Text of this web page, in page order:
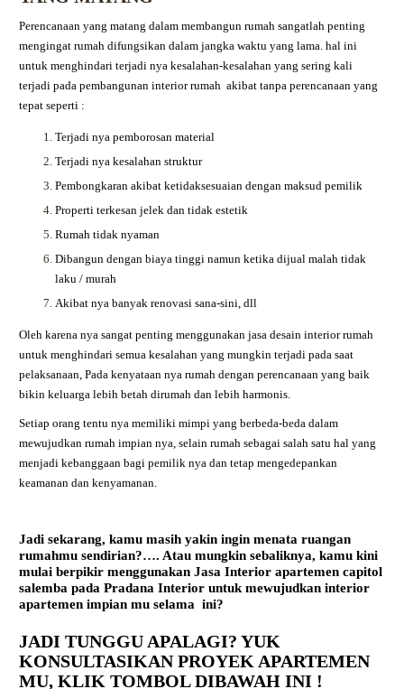
Perencanaan yang matang dalam membangun rumah sangatlah penting
mengingat rumah difungsikan dalam jangka waktu yang lama. hal ini
untuk menghindari terjadi nya kesalahan-kesalahan yang sering kali
terjadi pada pembangunan interior rumah akibat tanpa perencanaan yang
tepat seperti :
Terjadi nya pemborosan material
Terjadi nya kesalahan struktur
Pembongkaran akibat ketidaksesuaian dengan maksud pemilik
Properti terkesan jelek dan tidak estetik
Rumah tidak nyaman
Dibangun dengan biaya tinggi namun ketika dijual malah tidak
laku / murah
Akibat nya banyak renovasi sana-sini, dll
Oleh karena nya sangat penting menggunakan jasa desain interior rumah
untuk menghindari semua kesalahan yang mungkin terjadi pada saat
pelaksanaan, Pada kenyataan nya rumah dengan perencanaan yang baik
bikin keluarga lebih betah dirumah dan lebih harmonis.
Setiap orang tentu nya memiliki mimpi yang berbeda-beda dalam
mewujudkan rumah impian nya, selain rumah sebagai salah satu hal yang
menjadi kebanggaan bagi pemilik nya dan tetap mengedepankan
keamanan dan kenyamanan.
Jadi sekarang, kamu masih yakin ingin menata ruangan
rumahmu sendirian?…. Atau mungkin sebaliknya, kamu kini
mulai berpikir menggunakanJasa Interior apartemen capitol
salemba pada Pradana Interior untuk mewujudkan interior
apartemen impian mu selama ini?
JADI TUNGGU APALAGI? YUK
KONSULTASIKAN PROYEK APARTEMEN
MU,KLIK TOMBOL DIBAWAH INI !